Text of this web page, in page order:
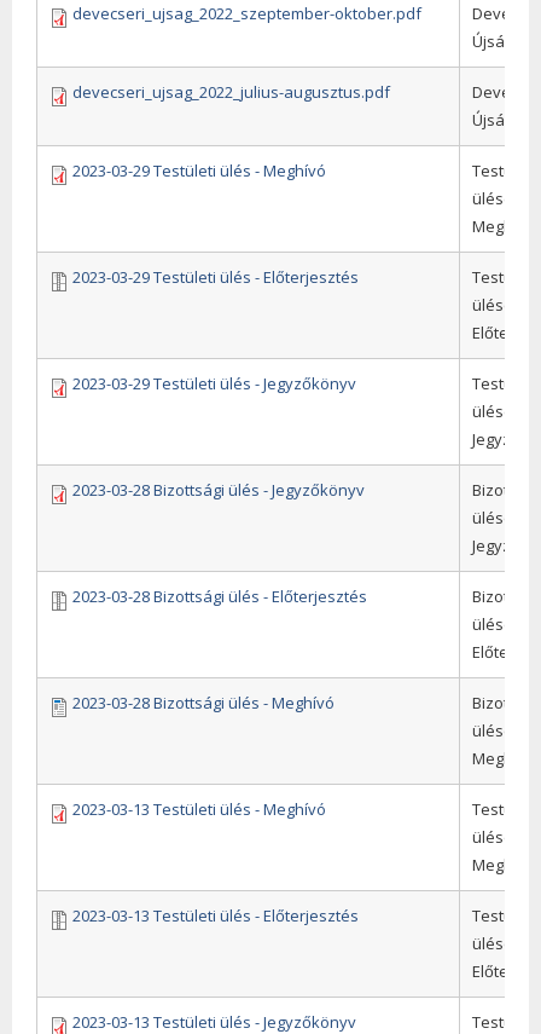
devecseri_ujsag_2022_szeptember-oktober.pdf
Újság
devecseri_ujsag_2022_julius-augusztus.pdf
Újság
2023-03-29 Testületi ülés - Meghívó
Testületi
ülések,
2023-03-29 Testületi ülés - Előterjesztés
Testületi
ülések,
2023-03-29 Testületi ülés - Jegyzőkönyv
Testületi
ülések,
2023-03-28 Bizottsági ülés - Jegyzőkönyv
ülések,
2023-03-28 Bizottsági ülés - Előterjesztés
ülések,
2023-03-28 Bizottsági ülés - Meghívó
ülések,
2023-03-13 Testületi ülés - Meghívó
Testületi
ülések,
2023-03-13 Testületi ülés - Előterjesztés
Testületi
ülések,
2023-03-13 Testületi ülés - Jegyzőkönyv
Testületi